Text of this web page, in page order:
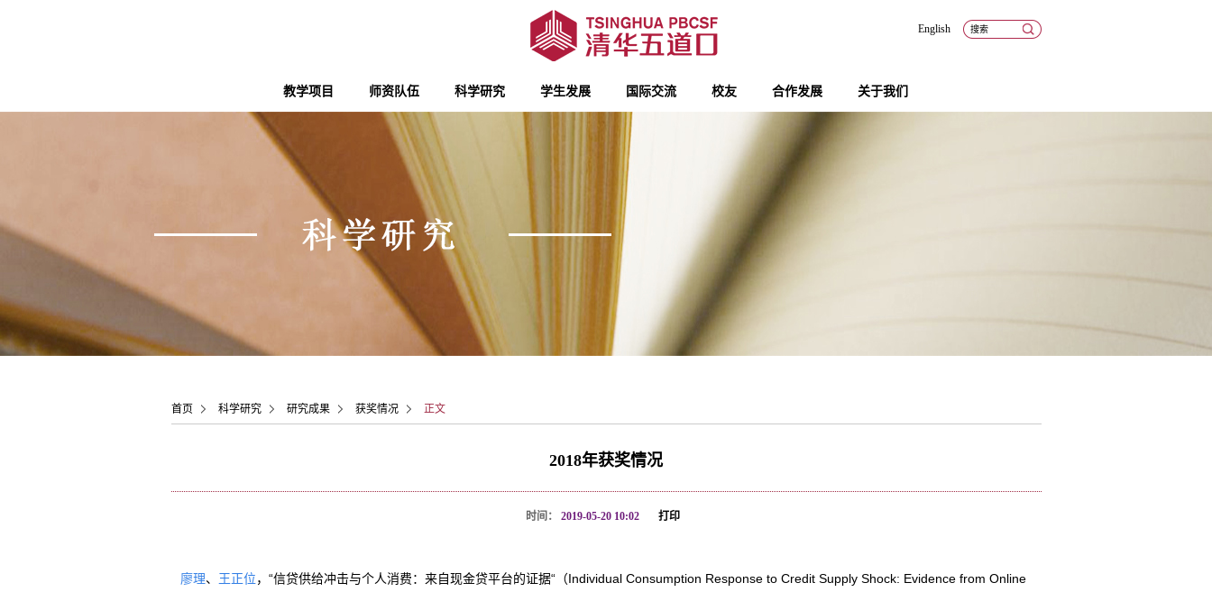
教学项目 师资队伍 科学研究 学生发展 国际交流 校友 合作发展 关于我们
English
首页 科学研究 研究成果 获奖情况 正文
2018年获奖情况
时间： 2019-05-20 10:02 打印
廖理、 王正位，“信贷供给冲击与个人消费：来自现金贷平台的证据“（Individual Consumption Response to Credit Supply Shock: Evidence from Online